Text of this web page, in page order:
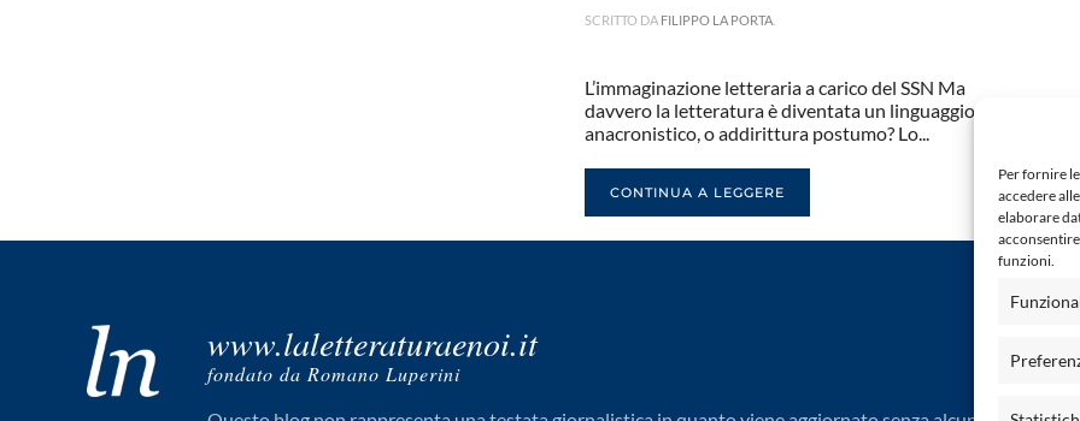
Per fornire
accedere
elaborare
funzioni.
SCRITTO DA FILIPPO LA PORTA
L’immaginazione letteraria a carico del SSN Ma
davvero la letteratura è diventata un linguaggio
anacronistico, o addirittura postumo? Lo...
CONTINUA A LEGGERE
www.laletteraturaenoi.it
fondato da Romano Luperini